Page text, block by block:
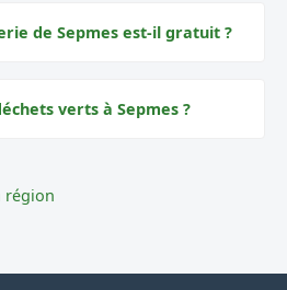
de Sepmes est-il gratuit ?
verts à Sepmes ?
région